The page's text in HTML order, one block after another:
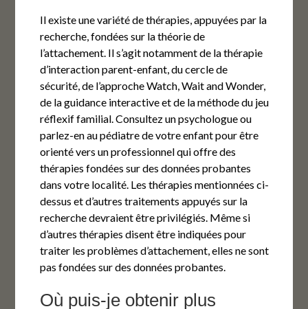
Il existe une variété de thérapies, appuyées par la
recherche, fondées sur la théorie de
l’attachement. Il s’agit notamment de la thérapie
d’interaction parent-enfant, du cercle de
sécurité, de l’approche Watch, Wait and Wonder,
de la guidance interactive et de la méthode du jeu
réflexif familial. Consultez un psychologue ou
parlez-en au pédiatre de votre enfant pour être
orienté vers un professionnel qui offre des
thérapies fondées sur des données probantes
dans votre localité. Les thérapies mentionnées ci-
dessus et d’autres traitements appuyés sur la
recherche devraient être privilégiés. Même si
d’autres thérapies disent être indiquées pour
traiter les problèmes d’attachement, elles ne sont
pas fondées sur des données probantes.
Où puis-je obtenir plus